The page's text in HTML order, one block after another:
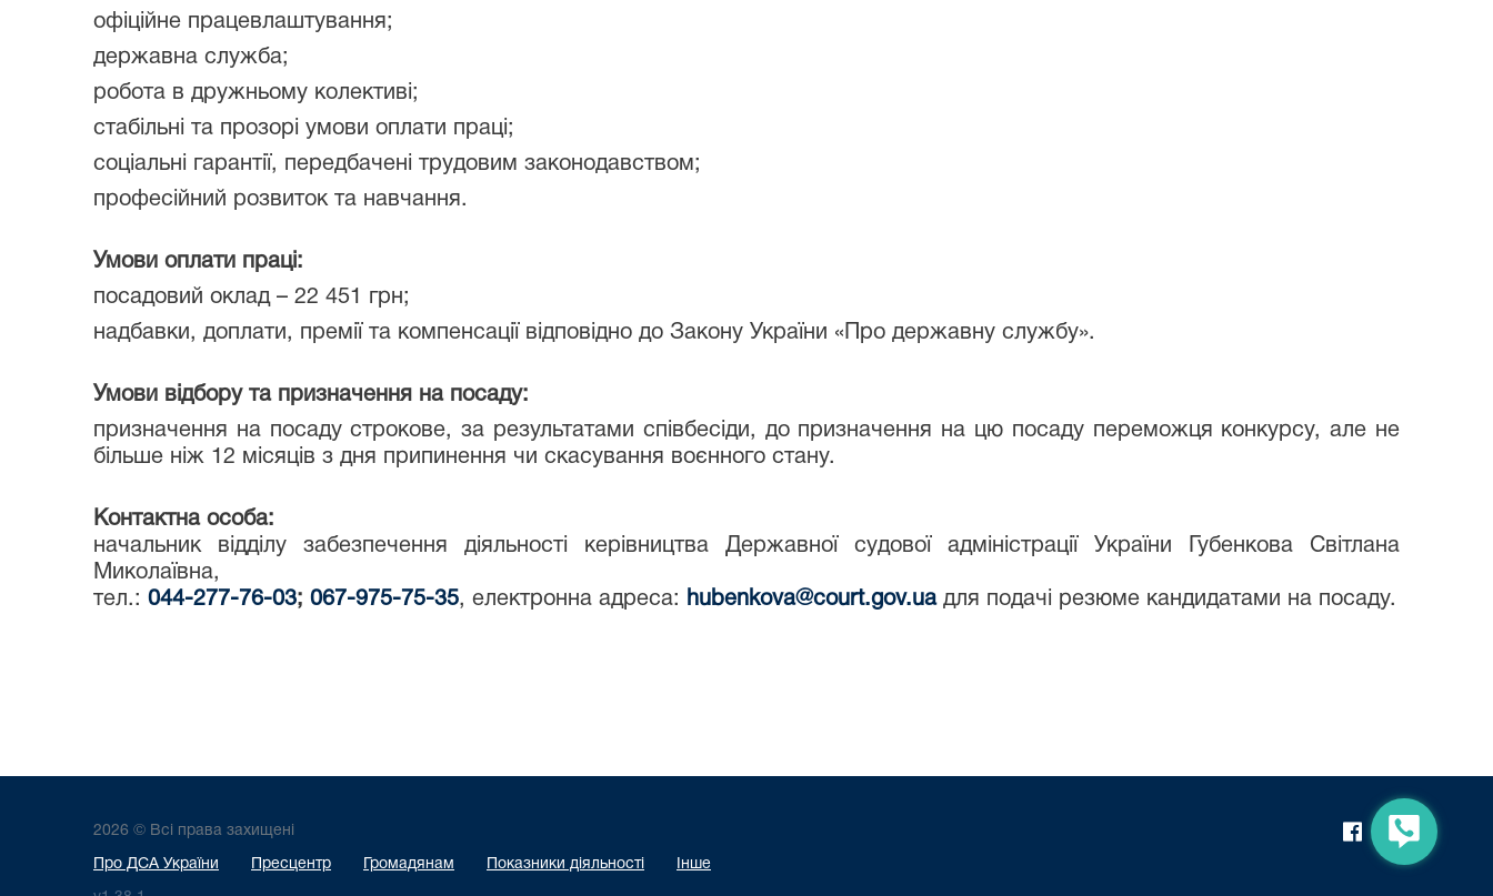
офіційне працевлаштування;
державна служба;
робота в дружньому колективі;
стабільні та прозорі умови оплати праці;
соціальні гарантії, передбачені трудовим законодавством;
професійний розвиток та навчання.
Умови оплати праці:
посадовий оклад – 22 451 грн;
надбавки, доплати, премії та компенсації відповідно до Закону України «Про державну службу».
Умови відбору та призначення на посаду:
призначення на посаду строкове, за результатами співбесіди, до призначення на цю посаду переможця конкурсу, але не
більше ніж 12 місяців з дня припинення чи скасування воєнного стану.
Контактна особа:
начальник відділу забезпечення діяльності керівництва Державної судової адміністрації України Губенкова Світлана
Миколаївна,
тел.: 044-277-76-03; 067-975-75-35, електронна адреса: hubenkova@court.gov.ua для подачі резюме кандидатами на посаду.
2026 © Всі права захищені
Про ДСА України Пресцентр Громадянам Показники діяльності Інше